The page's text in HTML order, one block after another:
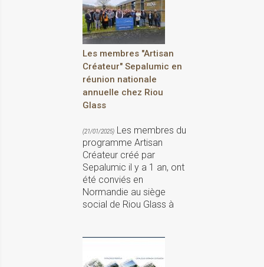
Les membres "Artisan
Créateur" Sepalumic en
réunion nationale
annuelle chez Riou
Glass
(21/01/2025) Les membres du
programme Artisan
Créateur créé par
Sepalumic il y a 1 an, ont
été conviés en
Normandie au siège
social de Riou Glass à